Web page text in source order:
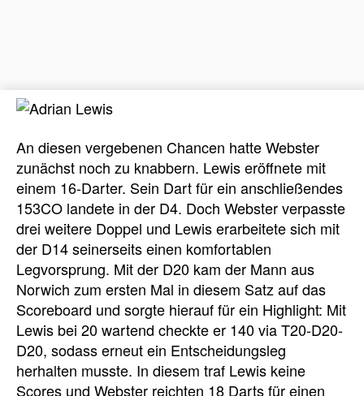
An diesen vergebenen Chancen hatte Webster
zunächst noch zu knabbern. Lewis eröffnete mit
einem 16-Darter. Sein Dart für ein anschließendes
153CO landete in der D4. Doch Webster verpasste
drei weitere Doppel und Lewis erarbeitete sich mit
der D14 seinerseits einen komfortablen
Legvorsprung. Mit der D20 kam der Mann aus
Norwich zum ersten Mal in diesem Satz auf das
Scoreboard und sorgte hierauf für ein Highlight: Mit
Lewis bei 20 wartend checkte er 140 via T20-D20-
D20, sodass erneut ein Entscheidungsleg
herhalten musste. In diesem traf Lewis keine
Scores und Webster reichten 18 Darts für einen